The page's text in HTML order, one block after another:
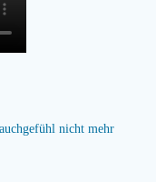
nicht mehr